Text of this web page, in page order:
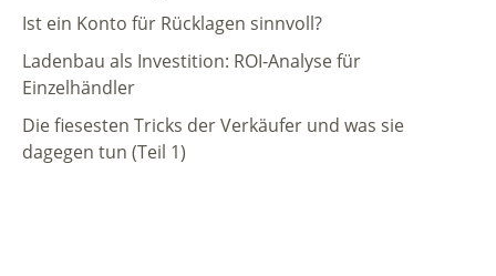
Ist ein Konto für Rücklagen sinnvoll?
Ladenbau als Investition: ROI-Analyse für
Einzelhändler
Die fiesesten Tricks der Verkäufer und was sie
dagegen tun (Teil 1)